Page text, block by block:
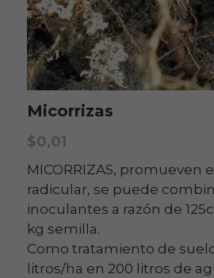
Micorrizas
$0,01
MICORRIZAS, promueven
radicular, se puede
inoculantes a razón de
kg semilla.
Como tratamiento de
litros/ha en 200 litros de